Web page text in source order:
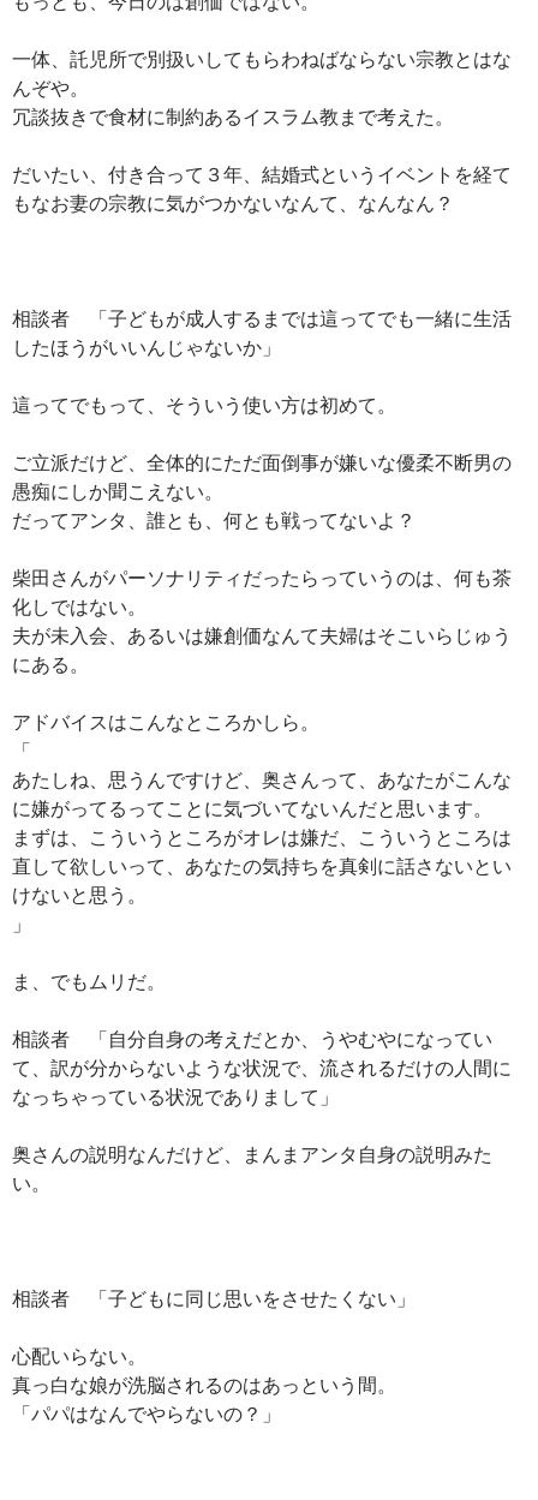
一体、託児所で別扱いしてもらわねばならない宗教とはな
んぞや。
冗談抜きで食材に制約あるイスラム教まで考えた。
だいたい、付き合って３年、結婚式というイベントを経て
もなお妻の宗教に気がつかないなんて、なんなん？
相談者 「子どもが成人するまでは這ってでも一緒に生活
したほうがいいんじゃないか」
這ってでもって、そういう使い方は初めて。
ご立派だけど、全体的にただ面倒事が嫌いな優柔不断男の
愚痴にしか聞こえない。
だってアンタ、誰とも、何とも戦ってないよ？
柴田さんがパーソナリティだったらっていうのは、何も茶
化しではない。
夫が未入会、あるいは嫌創価なんて夫婦はそこいらじゅう
にある。
アドバイスはこんなところかしら。
「
あたしね、思うんですけど、奥さんって、あなたがこんな
に嫌がってるってことに気づいてないんだと思います。
まずは、こういうところがオレは嫌だ、こういうところは
直して欲しいって、あなたの気持ちを真剣に話さないとい
けないと思う。
」
ま、でもムリだ。
相談者 「自分自身の考えだとか、うやむやになってい
て、訳が分からないような状況で、流されるだけの人間に
なっちゃっている状況でありまして」
奥さんの説明なんだけど、まんまアンタ自身の説明みた
い。
相談者 「子どもに同じ思いをさせたくない」
心配いらない。
真っ白な娘が洗脳されるのはあっという間。
「パパはなんでやらないの？」